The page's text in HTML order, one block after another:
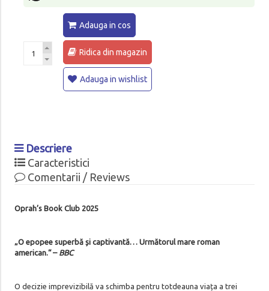
Adauga in cos
Ridica din magazin
Adauga in wishlist
Descriere
Caracteristici
Comentarii / Reviews
Oprah’s Book Club 2025
„O epopee superbă și captivantă… Următorul mare roman
american.“ – BBC
O decizie imprevizibilă va schimba pentru totdeauna viața a trei